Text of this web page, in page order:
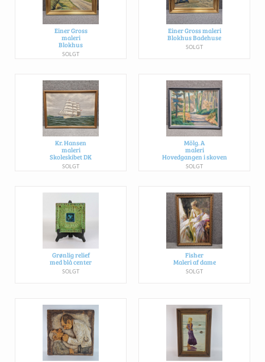
Einer Gross
maleri
Blokhus
SOLGT
Einer Gross maleri
Blokhus Badehuse
SOLGT
Kr. Hansen
maleri
Skoleskibet DK
SOLGT
Mölg. A
maleri
Hovedgangen i skoven
SOLGT
Grønlig relief
med blå center
SOLGT
Fisher
Maleri af dame
SOLGT